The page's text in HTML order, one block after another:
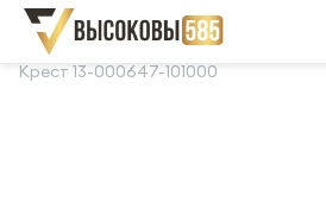
Главная Склад готовой продукции
Крест 13-000647-101000